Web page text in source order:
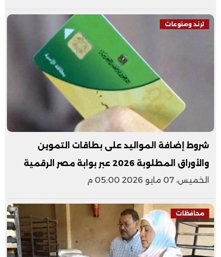
ترند ومنوعات
شروط إضافة المواليد على بطاقات التموين
والأوراق المطلوبة 2026 عبر بوابة مصر الرقمية
الخميس، 07 مايو 2026 05:00 م
محافظات